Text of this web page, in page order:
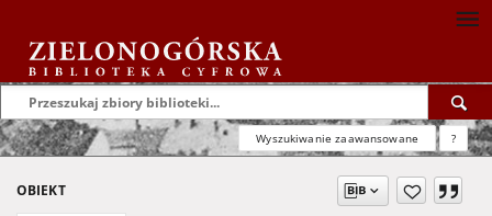
Wyszukiwanie zaawansowane ?
OBIEKT